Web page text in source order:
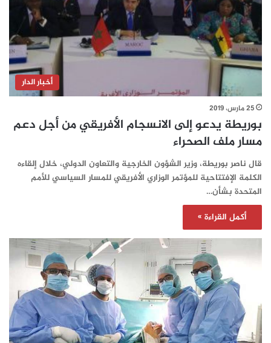
أخبار الدار
25 مارس، 2019
بوريطة يدعو إلى الانسجام الأفريقي من أجل دعم
مسار ملف الصحراء
قال ناصر بوريطة، وزير الشؤون الخارجية والتعاون الدولي، خلال إلقاءه
الكلمة الإفتتاحية للمؤتمر الوزاري الأفريقي للمسار السياسي للأمم
المتحدة بشأن…
أكمل القراءة »